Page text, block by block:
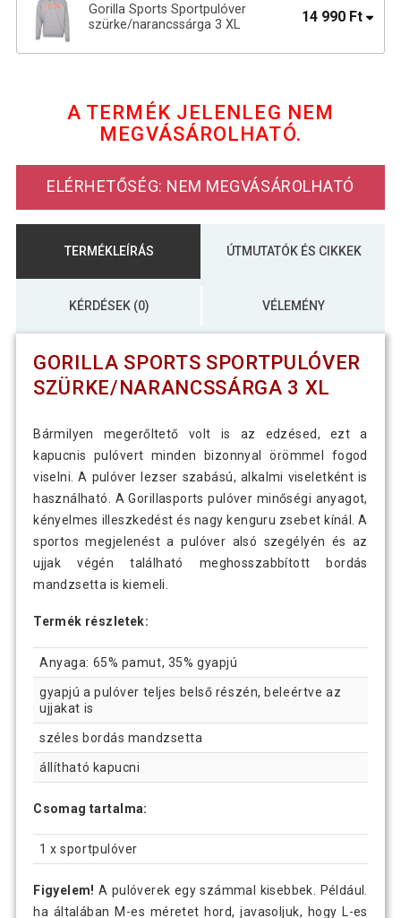
Gorilla Sports Sportpulóver
szürke/narancssárga 3 XL
14 990 Ft
Gorilla Sports Sportpulóver
Gorilla Sports Sportpulóver
szürke/narancssárga L
szürke/narancssárga M
9 390 Ft
A TERMÉK JELENLEG NEM
MEGVÁSÁROLHATÓ.
ELÉRHETŐSÉG: NEM MEGVÁSÁROLHATÓ
TERMÉKLEÍRÁS ÚTMUTATÓK ÉS CIKKEK
KÉRDÉSEK (0) VÉLEMÉNY
GORILLA SPORTS SPORTPULÓVER
SZÜRKE/NARANCSSÁRGA 3 XL
Bármilyen megerőltető volt is az edzésed, ezt a
kapucnis pulóvert minden bizonnyal örömmel fogod
viselni. A pulóver lezser szabású, alkalmi viseletként is
használható. A Gorillasports pulóver minőségi anyagot,
kényelmes illeszkedést és nagy kenguru zsebet kínál. A
sportos megjelenést a pulóver alsó szegélyén és az
ujjak végén található meghosszabbított bordás
mandzsetta is kiemeli.
Termék részletek:
Anyaga: 65% pamut, 35% gyapjú
gyapjú a pulóver teljes belső részén, beleértve az
ujjakat is
széles bordás mandzsetta
állítható kapucni
Csomag tartalma:
1 x sportpulóver
Figyelem! A pulóverek egy számmal kisebbek. Például.
ha általában M-es méretet hord, javasoljuk, hogy L-es